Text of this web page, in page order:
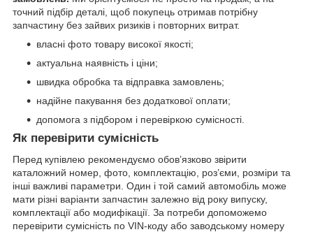
точний підбір деталі, щоб покупець отримав потрібну
запчастину без зайвих ризиків і повторних витрат.
власні фото товару високої якості;
актуальна наявність і ціни;
швидка обробка та відправка замовлень;
надійне пакування без додаткової оплати;
допомога з підбором і перевіркою сумісності.
Як перевірити сумісність
Перед купівлею рекомендуємо обов’язково звірити
каталожний номер, фото, комплектацію, роз’єми, розміри та
інші важливі параметри. Один і той самий автомобіль може
мати різні варіанти запчастин залежно від року випуску,
комплектації або модифікації. За потреби допоможемо
перевірити сумісність по VIN-коду або заводському номеру